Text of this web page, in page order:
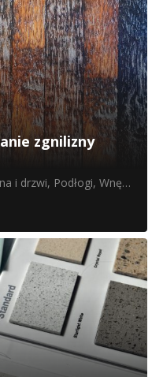
zgnilizny
i drzwi, Podłogi, Wnętrze